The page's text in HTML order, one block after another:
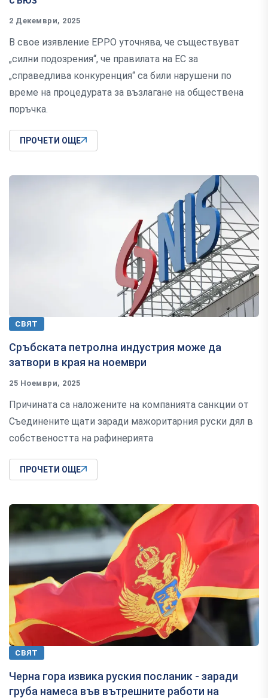
2 Декември, 2025
В свое изявление EPPO уточнява, че съществуват
„силни подозрения“, че правилата на ЕС за
„справедлива конкуренция“ са били нарушени по
време на процедурата за възлагане на обществена
поръчка.
ПРОЧЕТИ ОЩЕ
СВЯТ
Сръбската петролна индустрия може да
затвори в края на ноември
25 Ноември, 2025
Причината са наложените на компанията санкции от
Съединените щати заради мажоритарния руски дял в
собствеността на рафинерията
ПРОЧЕТИ ОЩЕ
СВЯТ
Черна гора извика руския посланик - заради
груба намеса във вътрешните работи на